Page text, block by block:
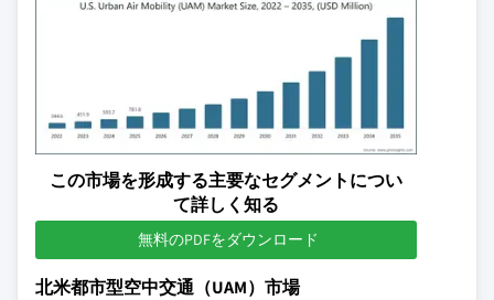
この市場を形成する主要なセグメントについ
て詳しく知る
無料のPDFをダウンロード
北米都市型空中交通（UAM）市場